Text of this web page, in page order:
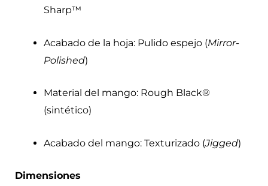
Sharp™
Acabado de la hoja: Pulido espejo (Mirror-
Polished)
Material del mango: Rough Black®
(sintético)
Acabado del mango: Texturizado (Jigged)
Dimensiones